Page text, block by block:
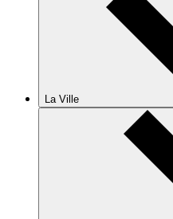
La Ville